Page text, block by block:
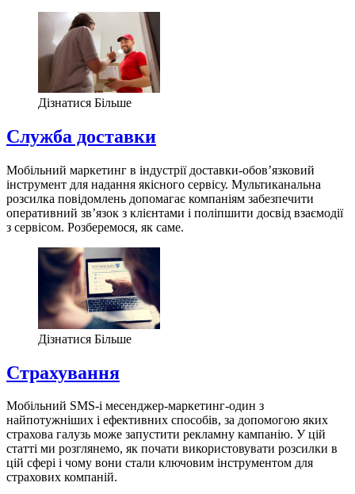
Дізнатися Більше
Служба доставки
Мобільний маркетинг в індустрії доставки-обов’язковий
інструмент для надання якісного сервісу. Мультиканальна
розсилка повідомлень допомагає компаніям забезпечити
оперативний зв’язок з клієнтами і поліпшити досвід взаємодії
з сервісом. Розберемося, як саме.
Дізнатися Більше
Страхування
Мобільний SMS-і месенджер-маркетинг-один з
найпотужніших і ефективних способів, за допомогою яких
страхова галузь може запустити рекламну кампанію. У цій
статті ми розглянемо, як почати використовувати розсилки в
цій сфері і чому вони стали ключовим інструментом для
страхових компаній.